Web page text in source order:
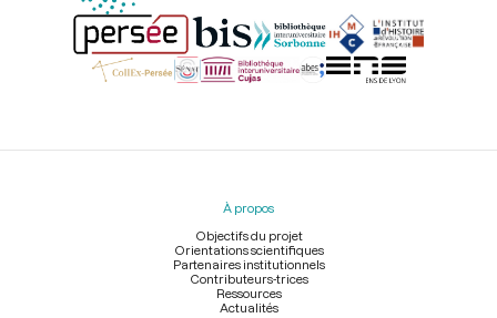
Menu
À propos
Objectifs du projet
Orientations scientifiques
Partenaires institutionnels
Contributeurs-trices
Ressources
Actualités